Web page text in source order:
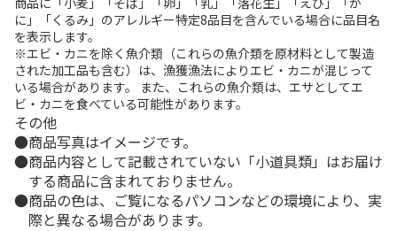
に」「くるみ」のアレルギー特定8品目を含んでいる場合に品目名
を表示します。
※エビ・カニを除く魚介類（これらの魚介類を原材料として製造
された加工品も含む）は、漁獲漁法によりエビ・カニが混じって
いる場合があります。 また、これらの魚介類は、エサとしてエ
ビ・カニを食べている可能性があります。
その他
商品写真はイメージです。
商品内容として記載されていない「小道具類」はお届け
する商品に含まれておりません。
商品の色は、ご覧になるパソコンなどの環境により、実
際と異なる場合があります。